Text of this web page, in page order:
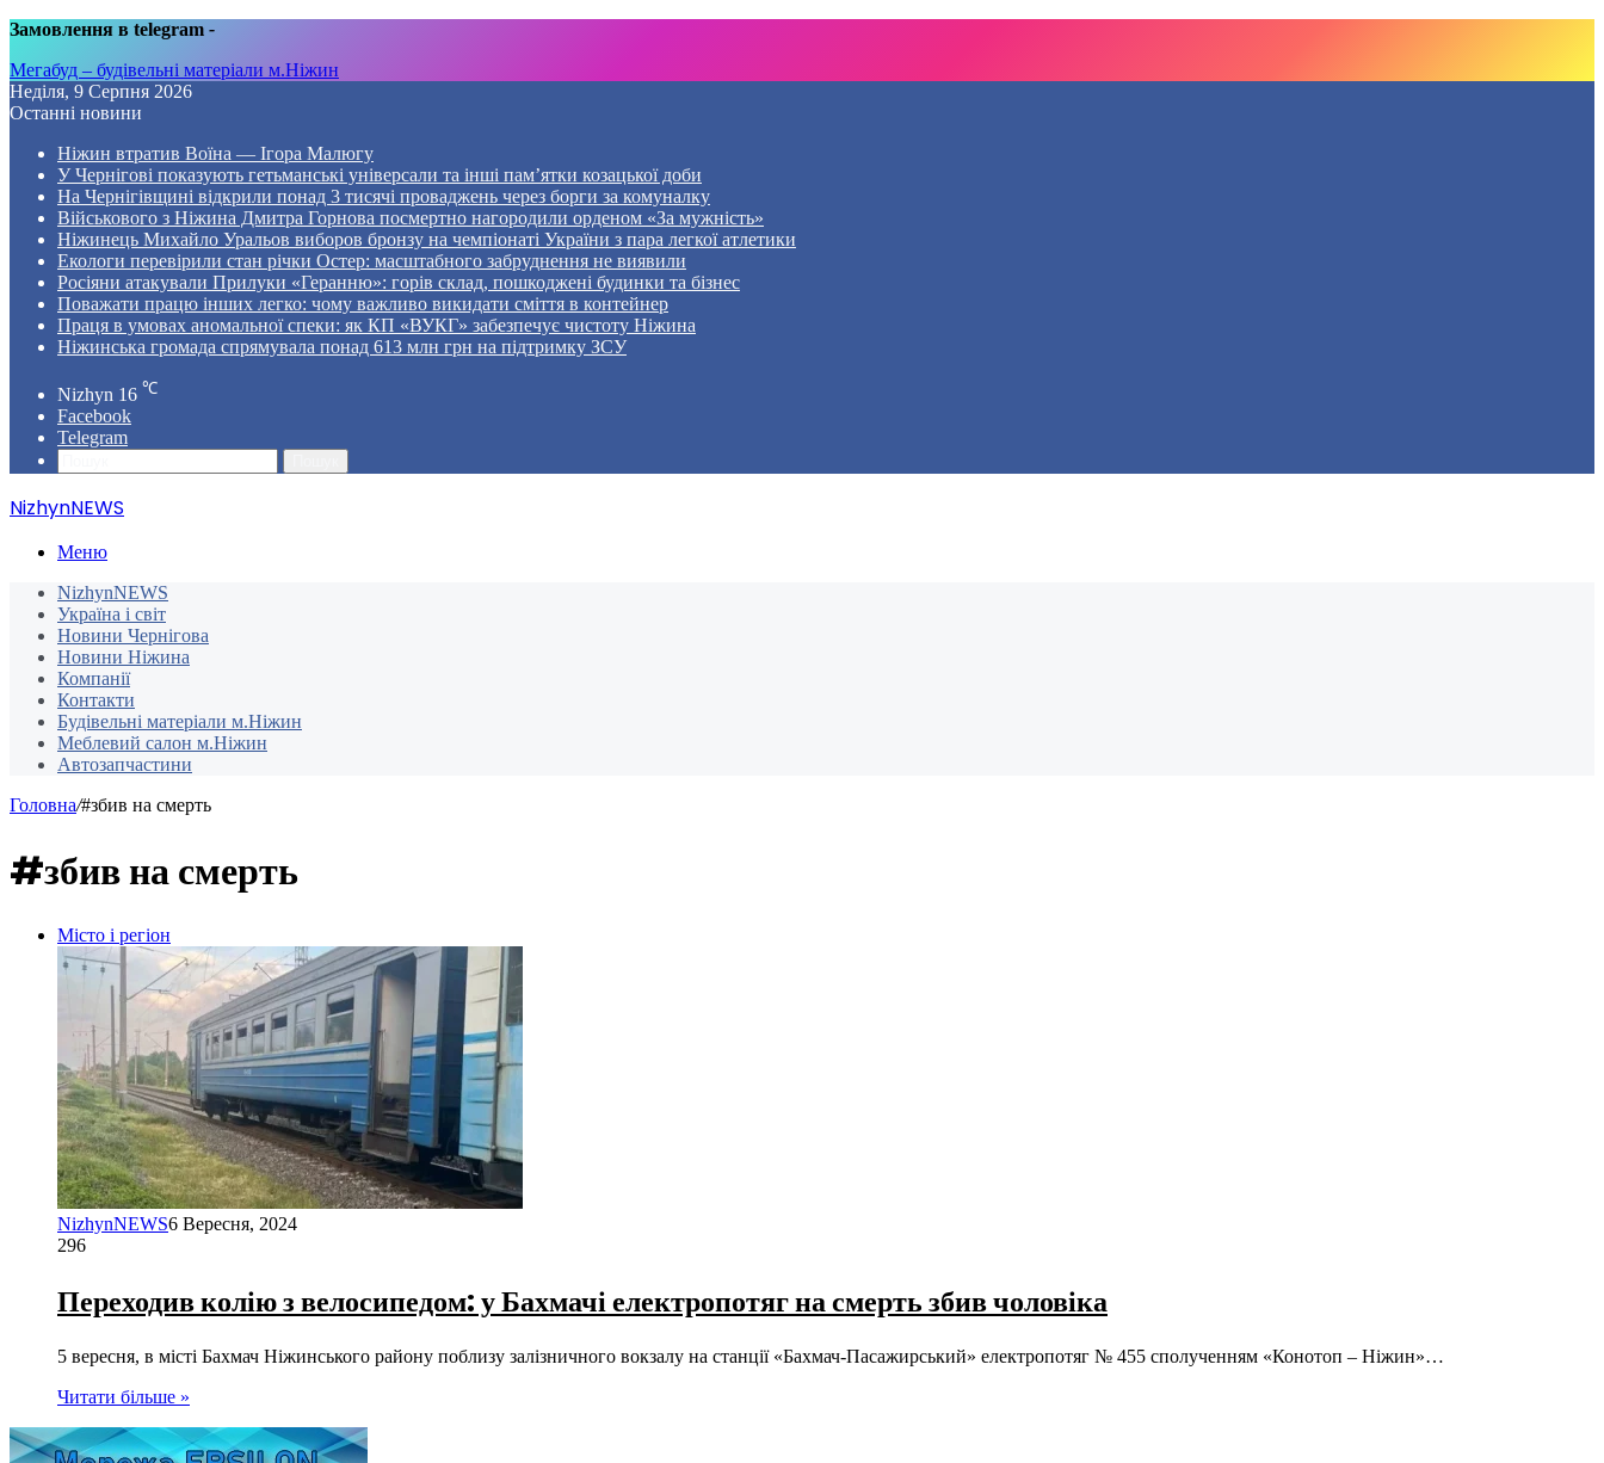
Замовлення в telegram -
Мегабуд – будівельні матеріали м.Ніжин
Неділя, 9 Серпня 2026
Останні новини
Ніжин втратив Воїна — Ігора Малюгу
У Чернігові показують гетьманські універсали та інші пам’ятки козацької доби
На Чернігівщині відкрили понад 3 тисячі проваджень через борги за комуналку
Військового з Ніжина Дмитра Горнова посмертно нагородили орденом «За мужність»
Ніжинець Михайло Уральов виборов бронзу на чемпіонаті України з пара легкої атлетики
Екологи перевірили стан річки Остер: масштабного забруднення не виявили
Росіяни атакували Прилуки «Геранню»: горів склад, пошкоджені будинки та бізнес
Поважати працю інших легко: чому важливо викидати сміття в контейнер
Праця в умовах аномальної спеки: як КП «ВУКГ» забезпечує чистоту Ніжина
Ніжинська громада спрямувала понад 613 млн грн на підтримку ЗСУ
Nizhyn 16 ℃
Facebook
Telegram
NizhynNEWS
Меню
NizhynNEWS
Україна і світ
Новини Чернігова
Новини Ніжина
Компанії
Контакти
Будівельні матеріали м.Ніжин
Меблевий салон м.Ніжин
Автозапчастини
Головна/#збив на смерть
#збив на смерть
Місто і регіон
NizhynNEWS6 Вересня, 2024
296
Переходив колію з велосипедом: у Бахмачі електропотяг на смерть збив чоловіка
5 вересня, в місті Бахмач Ніжинського району поблизу залізничного вокзалу на станції «Бахмач-Пасажирський» електропотяг № 455 сполученням «Конотоп – Ніжин»…
Читати більше »